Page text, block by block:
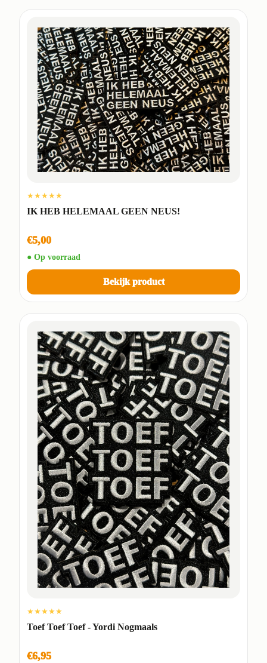
★★★★★
IK HEB HELEMAAL GEEN NEUS!
€5,00
● Op voorraad
Bekijk product
★★★★★
Toef Toef Toef - Yordi Nogmaals
€6,95